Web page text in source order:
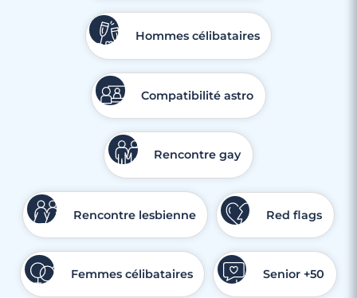
Hommes célibataires
Compatibilité astro
Rencontre gay
Rencontre lesbienne Red flags
Femmes célibataires Senior +50